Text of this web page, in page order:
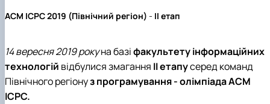
ACM ICPC2019 (Північний регіон) - ІІ етап
14 вересня 2019 рокуна базіфакультету інформаційних
технологій відбулися змагання ІІ етапусеред команд
Північного регіонуз програмування - олімпіада ACM
ICPC.